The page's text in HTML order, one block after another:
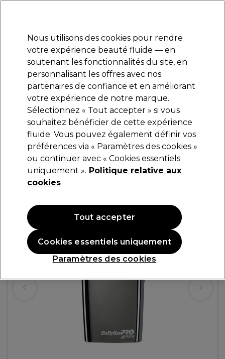
Se connecter
Marques Bons plans Coiffure Electro et Matériel
Livraison et délais
lire la suite
BaByliss PRO
BaByliss Pro Rasoir Metal Double Foil
Gunsteel FXFS2GSE
145,95 €
Nous utilisons des cookies pour rendre
votre expérience beauté fluide — en
soutenant les fonctionnalités du site, en
personnalisant les offres avec nos
partenaires de confiance et en améliorant
votre expérience de notre marque.
Sélectionnez « Tout accepter » si vous
souhaitez bénéficier de cette expérience
fluide. Vous pouvez également définir vos
préférences via « Paramètres des cookies »
ou continuer avec « Cookies essentiels
uniquement ». Politique relative aux
cookies
Paramètres des cookies
Cookies essentiels uniquement
Tout accepter